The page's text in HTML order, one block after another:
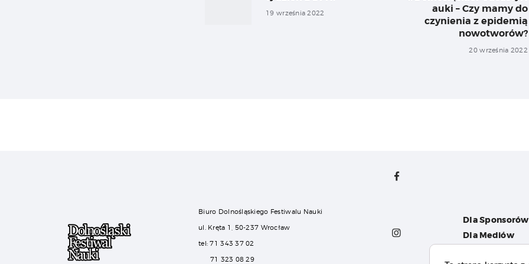
19 września 2022
auki – Czy mamy do
czynienia z epidemią
nowotworów?
20 września 2022
Biuro Dolnośląskiego Festiwalu Nauki
ul. Kręta 1, 50-237 Wrocław
tel: 71 343 37 02
71 323 08 29
Dla Sponsorów
Dla Mediów